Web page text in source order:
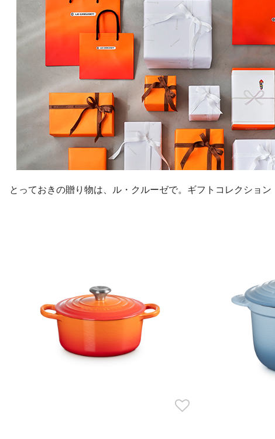
とっておきの贈り物は、ル・クルーゼで。ギフトコレクション